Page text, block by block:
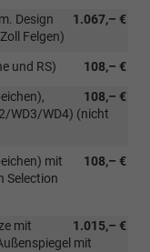
1.067,– €
Design
Felgen)
108,– €
und RS)
108,– €
WD3/WD4) (nicht
108,– €
mit
Selection
1.015,– €
mit
mit